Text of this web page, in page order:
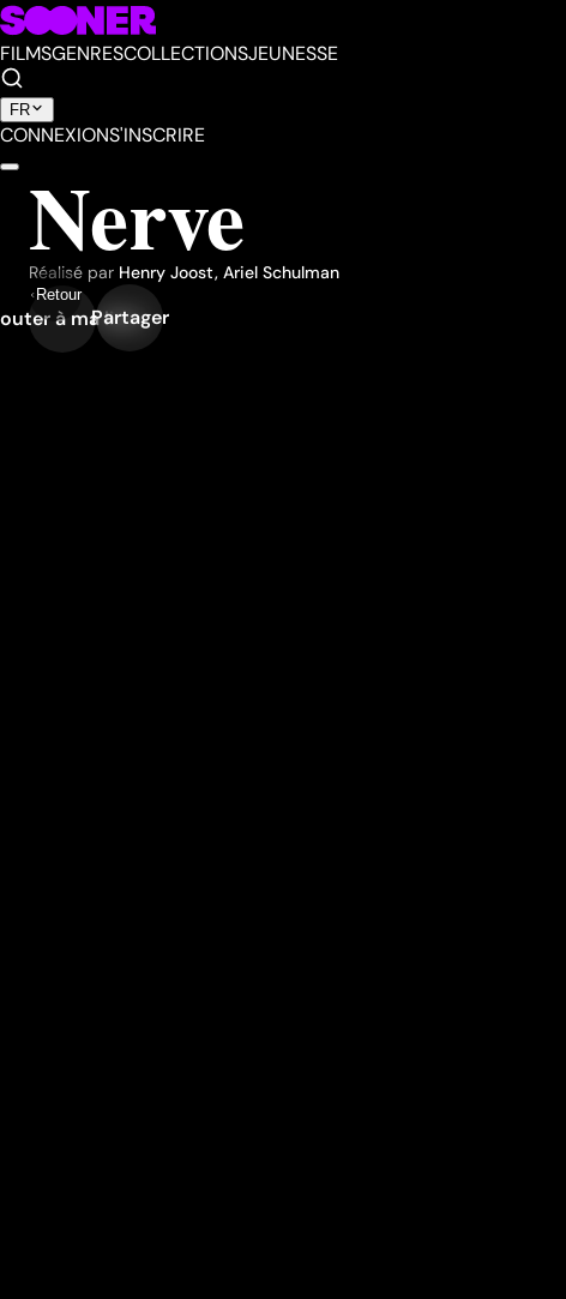
FILMSGENRESCOLLECTIONSJEUNESSE
FR
CONNEXIONS'INSCRIRE
Retour
Nerve
Réalisé par Henry Joost, Ariel Schulman
à ma liste
Partager